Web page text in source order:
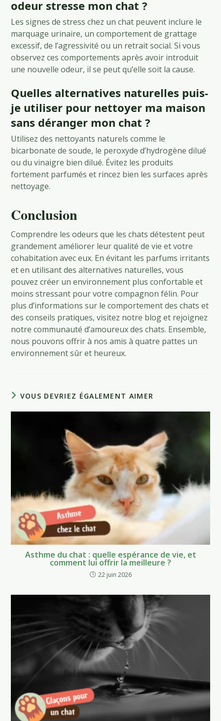
odeur stresse mon chat ?
Les signes de stress chez un chat peuvent inclure le
marquage urinaire, un comportement de grattage
excessif, de l’agressivité ou un retrait social. Si vous
observez ces comportements après avoir introduit
une nouvelle odeur, il se peut qu’elle soit la cause.
Quelles alternatives naturelles puis-
je utiliser pour nettoyer ma maison
sans déranger mon chat ?
Utilisez des nettoyants naturels comme le
bicarbonate de soude, le peroxyde d’hydrogène dilué
ou du vinaigre bien dilué. Évitez les produits
fortement parfumés et rincez bien les surfaces après
nettoyage.
Conclusion
Comprendre les odeurs que les chats détestent peut
grandement améliorer leur qualité de vie et votre
cohabitation avec eux. En évitant les parfums irritants
et en utilisant des alternatives naturelles, vous
pouvez créer un environnement plus confortable et
moins stressant pour votre compagnon félin. Pour
plus d’informations sur le comportement des chats et
des conseils pratiques, visitez notre blog et rejoignez
notre communauté d’amoureux des chats. Ensemble,
nous pouvons offrir à nos amis à quatre pattes un
environnement sûr et heureux.
VOUS DEVRIEZ ÉGALEMENT AIMER
Asthme du chat : quelle espérance de vie, et
comment lui offrir la meilleure ?
22 juin 2026